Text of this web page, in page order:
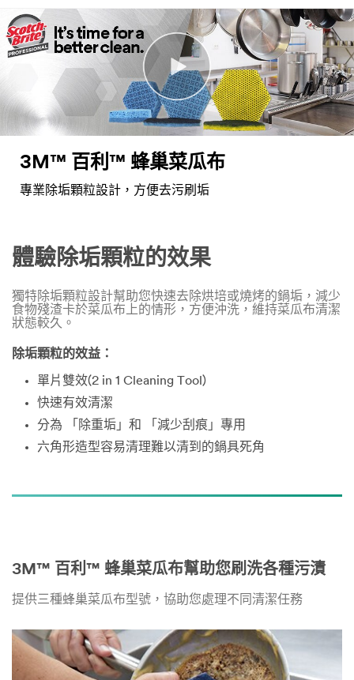
3M™ 百利™ 蜂巢菜瓜布
專業除垢顆粒設計，方便去污刷垢
體驗除垢顆粒的效果
獨特除垢顆粒設計幫助您快速去除烘培或燒烤的鍋垢，減少
食物殘渣卡於菜瓜布上的情形，方便沖洗，維持菜瓜布清潔
狀態較久。
除垢顆粒的效益：
單片雙效(2 in 1 Cleaning Tool)
快速有效清潔
分為 「除重垢」和 「減少刮痕」專用
六角形造型容易清理難以清到的鍋具死角
3M™ 百利™ 蜂巢菜瓜布幫助您刷洗各種污漬
提供三種蜂巢菜瓜布型號，協助您處理不同清潔任務